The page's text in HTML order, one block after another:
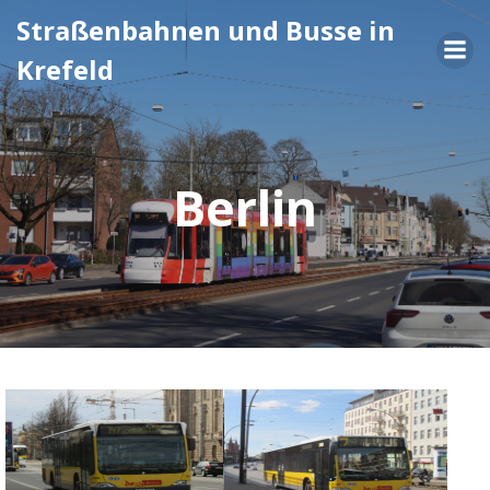
Inhalt
Straßenbahnen und Busse in
Krefeld
Berlin